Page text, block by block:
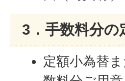
3．手数料分の
定額小為替